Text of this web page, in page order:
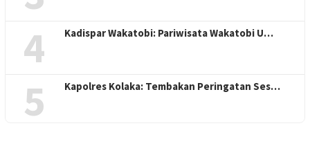
4 Kadispar Wakatobi: Pariwisata Wakatobi U…
5 Kapolres Kolaka: Tembakan Peringatan Ses…